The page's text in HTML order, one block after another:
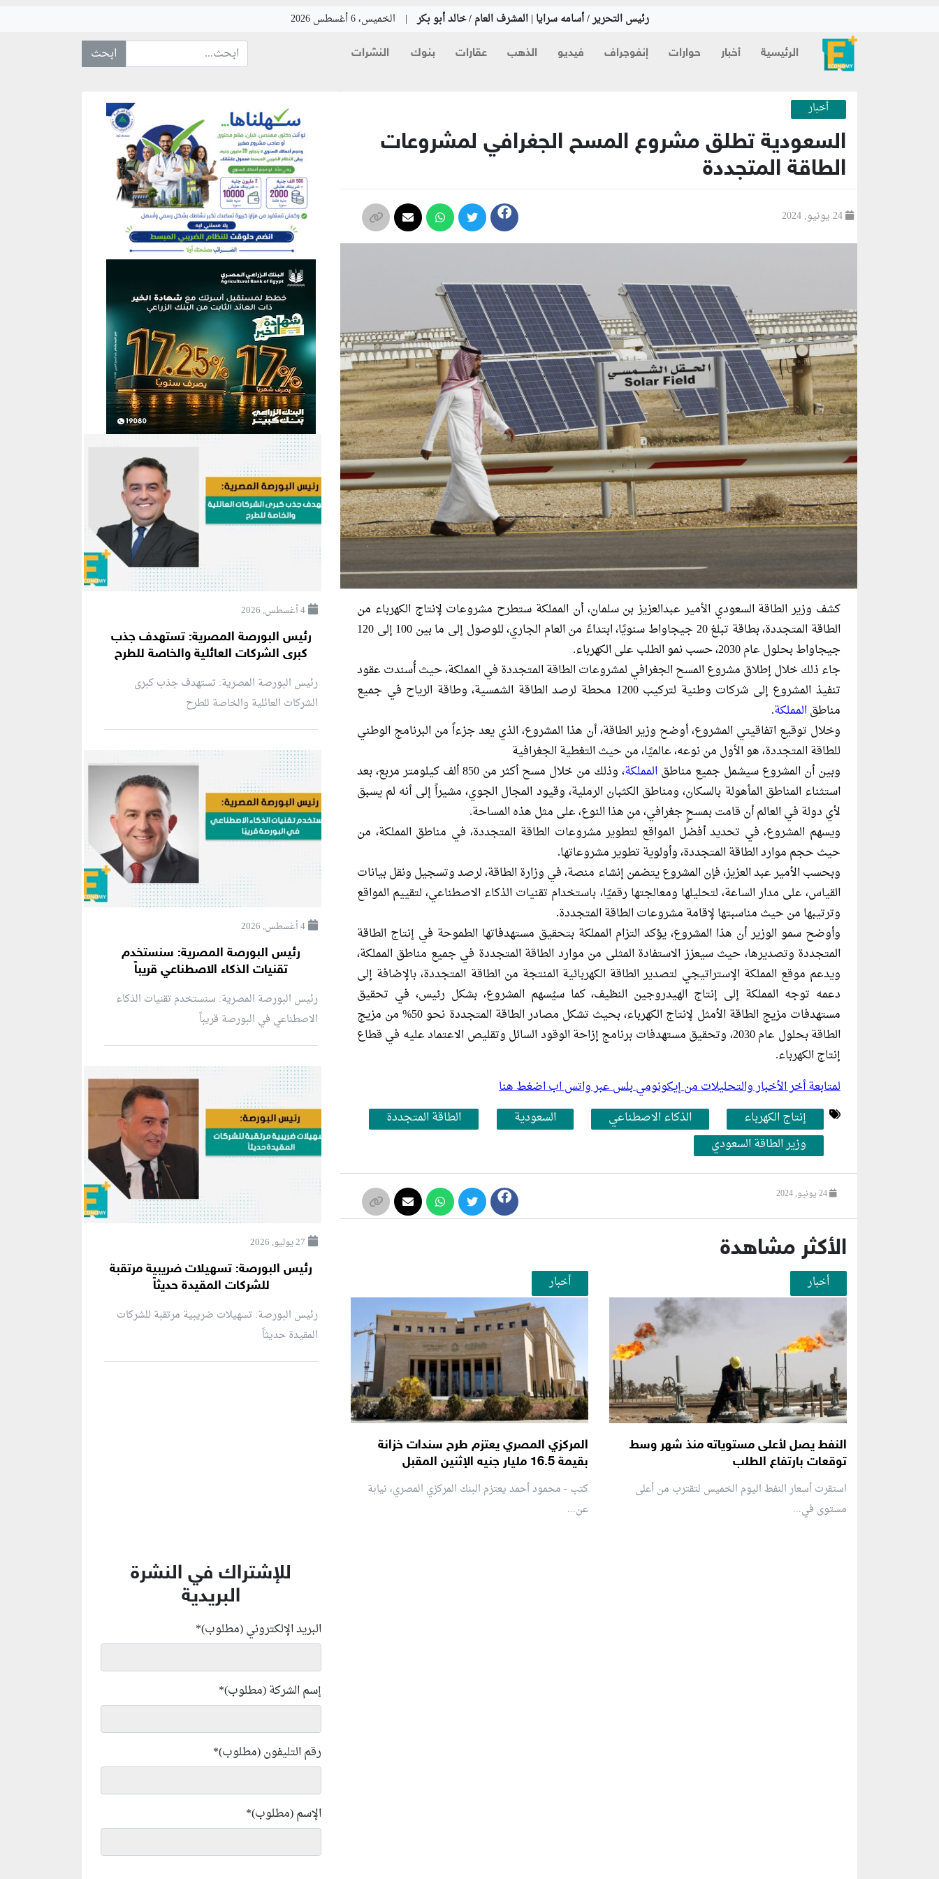
رئيس التحرير / أسامه سرايا | المشرف العام / خالد أبو بكر | الخميس، 6 أغسطس 2026
الرئيسية أخبار حوارات إنفوجراف فيديو الذهب عقارات بنوك النشرات ابحث عن... :
أخبار
السعودية تطلق مشروع المسح الجغرافي لمشروعات
الطاقة المتجددة
كشف وزير الطاقة السعودي الأمير عبدالعزيز بن سلمان، أن المملكة ستطرح مشروعات لإنتاج الكهرباء من
الطاقة المتجددة، بطاقة تبلغ 20 جيجاواط سنويًا، ابتداءً من العام الجاري، للوصول إلى ما بين 100 إلى 120
جيجاواط بحلول عام 2030، حسب نمو الطلب على الكهرباء.
جاء ذلك خلال إطلاق مشروع المسح الجغرافي لمشروعات الطاقة المتجددة في المملكة، حيث أُسندت عقود
تنفيذ المشروع إلى شركات وطنية لتركيب 1200 محطة لرصد الطاقة الشمسية، وطاقة الرياح في جميع
مناطقالمملكة.
وخلال توقيع اتفاقيتي المشروع، أوضح وزير الطاقة، أن هذا المشروع، الذي يعد جزءاً من البرنامج الوطني
للطاقة المتجددة، هو الأول من نوعه، عالميًا، من حيث التغطية الجغرافية
وبين أن المشروع سيشمل جميع مناطق المملكة
، وذلك من خلال مسح أكثر من 850 ألف كيلومتر مربع، بعد
استثناء المناطق المأهولة بالسكان، ومناطق الكثبان الرملية، وقيود المجال الجوي، مشيراً إلى أنه لم يسبق
لأي دولة في العالم أن قامت بمسحٍ جغرافي، من هذا النوع، على مثل هذه المساحة.
ويسهم المشروع، في تحديد أفضل المواقع لتطوير مشروعات الطاقة المتجددة، في مناطق المملكة، من
حيث حجم موارد الطاقة المتجددة، وأولوية تطوير مشروعاتها.
وبحسب الأمير عبد العزيز، فإن المشروع يتضمن إنشاء منصة، في وزارة الطاقة، لرصد وتسجيل ونقل بيانات
القياس، على مدار الساعة، لتحليلها ومعالجتها رقميًا، باستخدام تقنيات الذكاء الاصطناعي، لتقييم المواقع
وترتيبها من حيث مناسبتها لإقامة مشروعات الطاقة المتجددة.
وأوضح سمو الوزير أن هذا المشروع، يؤكد التزام المملكة بتحقيق مستهدفاتها الطموحة في إنتاج الطاقة
المتجددة وتصديرها، حيث سيعزز الاستفادة المثلى من موارد الطاقة المتجددة في جميع مناطق المملكة،
ويدعم موقع المملكة الإستراتيجي لتصدير الطاقة الكهربائية المنتجة من الطاقة المتجددة، بالإضافة إلى
دعمه توجه المملكة إلى إنتاج الهيدروجين النظيف، كما سيُسهم المشروع، بشكل رئيس، في تحقيق
مستهدفات مزيج الطاقة الأمثل لإنتاج الكهرباء، بحيث تشكل مصادر الطاقة المتجددة نحو 50% من مزيج
الطاقة بحلول عام 2030، وتحقيق مستهدفات برنامج إزاحة الوقود السائل وتقليص الاعتماد عليه في قطاع
إنتاج الكهرباء.
لمتابعة أخر الأخبار والتحليلات من إيكونومي بلس عبر واتس اب اضغط هنا
إنتاج الكهرباء
الذكاء الاصطناعي السعودية
الطاقة المتجددة
وزير الطاقة السعودي
الأكثر مشاهدة
أخبار
النفط يصل لأعلى مستوياته منذ شهر وسط
توقعات بارتفاع الطلب
استقرت أسعار النفط اليوم الخميس لتقترب من أعلى
مستوى في...
أخبار
المركزي المصري يعتزم طرح سندات خزانة
بقيمة 16.5 مليار جنيه الإثنين المقبل
كتب - محمود أحمد يعتزم البنك المركزي المصري، نيابة
عن...
منطقة إعلانية
منطقة إعلانية
4 أغسطس, 2026
رئيس البورصة المصرية: تستهدف جذب
كبرى الشركات العائلية والخاصة للطرح
رئيس البورصة المصرية: تستهدف جذب كبرى
الشركات العائلية والخاصة للطرح
4 أغسطس, 2026
رئيس البورصة المصرية: سنستخدم
تقنيات الذكاء الاصطناعي قريباً
رئيس البورصة المصرية: سنستخدم تقنيات الذكاء
الاصطناعي في البورصة قريباً
27 يوليو, 2026
رئيس البورصة: تسهيلات ضريبية مرتقبة
للشركات المقيدة حديثاً
رئيس البورصة: تسهيلات ضريبية مرتقبة للشركات
المقيدة حديثاً
للإشتراك في النشرة
البريدية
البريد الإلكتروني (مطلوب)*
إسم الشركة (مطلوب)*
رقم التليفون (مطلوب)*
الإسم (مطلوب)*